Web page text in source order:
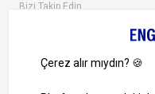
Bizi Takip Edin